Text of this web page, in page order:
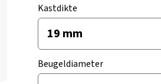
Kastdikte
Beugeldiameter